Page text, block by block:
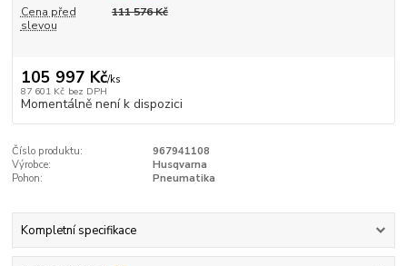
Cena před
slevou
111 576 Kč
105 997 Kč/ks
87 601 Kč bez DPH
Momentálně není k dispozici
Číslo produktu:
967941108
Výrobce:
Husqvarna
Pohon:
Pneumatika
Kompletní specifikace